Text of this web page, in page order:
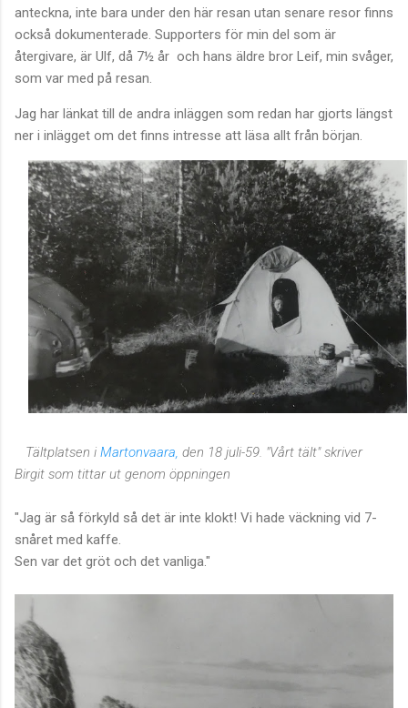
anteckna, inte bara under den här resan utan senare resor finns
också dokumenterade. Supporters för min del som är
återgivare, är Ulf, då 7½ år och hans äldre bror Leif, min svåger,
som var med på resan.
Jag har länkat till de andra inläggen som redan har gjorts längst
ner i inlägget om det finns intresse att läsa allt från början.
Tältplatsen i Martonvaara, den 18 juli-59. "Vårt tält" skriver
Birgit som tittar ut genom öppningen
"Jag är så förkyld så det är inte klokt! Vi hade väckning vid 7-
snåret med kaffe.
Sen var det gröt och det vanliga."